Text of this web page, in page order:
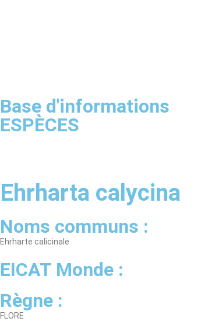
Base d'informations
ESPÈCES
Ehrharta calycina
Noms communs :
Ehrharte calicinale
EICAT Monde :
Règne :
FLORE